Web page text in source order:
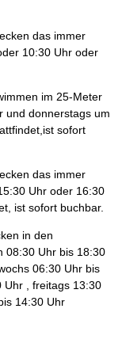
das immer
10:30 Uhr oder
im 25-Meter
und donnerstags um
sofort
das immer
Uhr oder 16:30
ist sofort buchbar.
in den
08:30 Uhr bis 18:30
06:30 Uhr bis
Uhr , freitags 13:30
14:30 Uhr